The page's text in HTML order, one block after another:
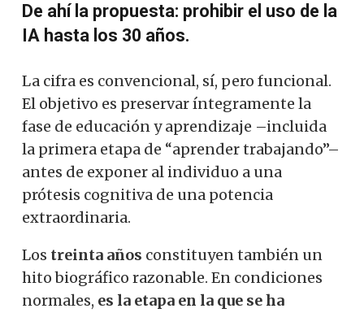
De ahí la propuesta: prohibir el uso de la
IA hasta los 30 años.
La cifra es convencional, sí, pero funcional.
El objetivo es preservar íntegramente la
fase de educación y aprendizaje –incluida
la primera etapa de “aprender trabajando”–
antes de exponer al individuo a una
prótesis cognitiva de una potencia
extraordinaria.
Los treinta años constituyen también un
hito biográfico razonable. En condiciones
normales, es la etapa en la que se ha